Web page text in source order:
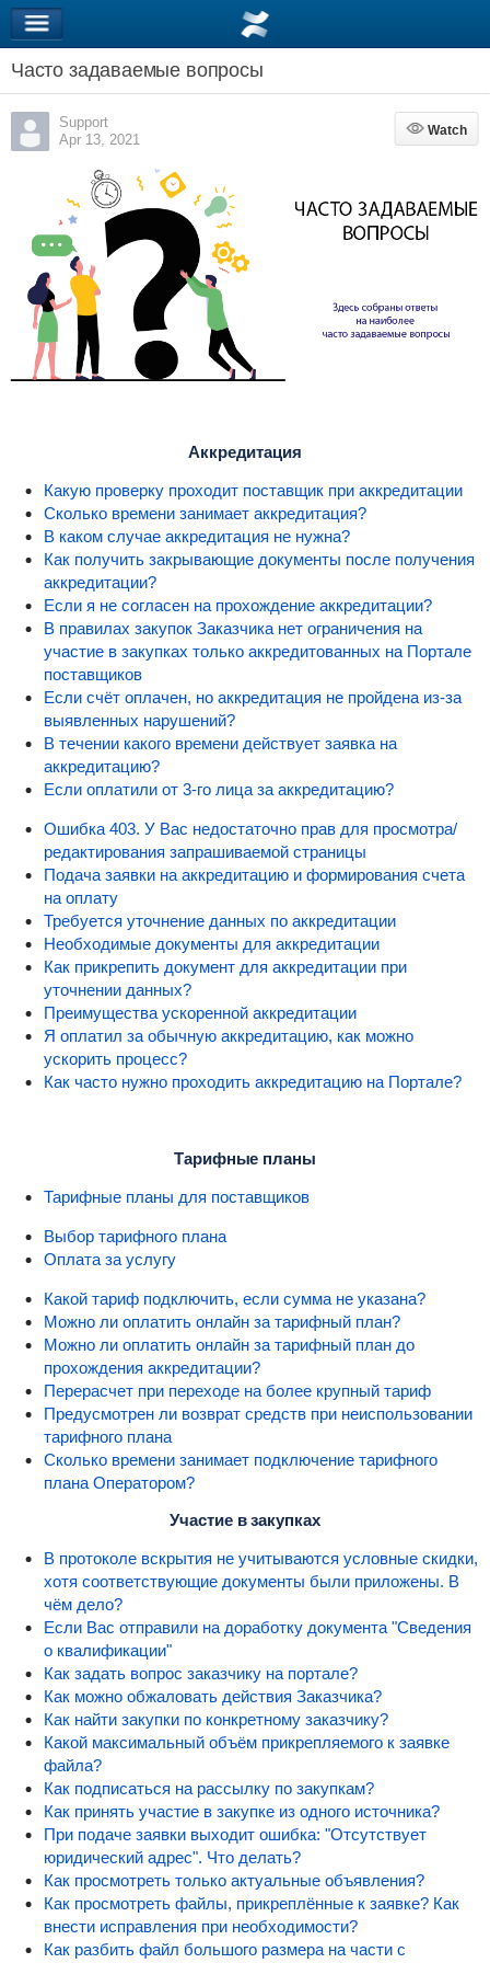
Часто задаваемые вопросы
Support
Apr 13, 2021
Watch
Watch
Аккредитация
Какую проверку проходит поставщик при аккредитации
Сколько времени занимает аккредитация?
В каком случае аккредитация не нужна?
Как получить закрывающие документы после получения
аккредитации?
Если я не согласен на прохождение аккредитации?
В правилах закупок Заказчика нет ограничения на
участие в закупках только аккредитованных на Портале
поставщиков
Если счёт оплачен, но аккредитация не пройдена из-за
выявленных нарушений?
В течении какого времени действует заявка на
аккредитацию?
Если оплатили от 3-го лица за аккредитацию?
Ошибка 403. У Вас недостаточно прав для просмотра/
редактирования запрашиваемой страницы
Подача заявки на аккредитацию и формирования счета
на оплату
Требуется уточнение данных по аккредитации
Необходимые документы для аккредитации
Как прикрепить документ для аккредитации при
уточнении данных?
Преимущества ускоренной аккредитации
Я оплатил за обычную аккредитацию, как можно
ускорить процесс?
Как часто нужно проходить аккредитацию на Портале?
Тарифные планы
Тарифные планы для поставщиков
Выбор тарифного плана
Оплата за услугу
Какой тариф подключить, если сумма не указана?
Можно ли оплатить онлайн за тарифный план?
Можно ли оплатить онлайн за тарифный план до
прохождения аккредитации?
Перерасчет при переходе на более крупный тариф
Предусмотрен ли возврат средств при неиспользовании
тарифного плана
Сколько времени занимает подключение тарифного
плана Оператором?
Участие в закупках
В протоколе вскрытия не учитываются условные скидки,
хотя соответствующие документы были приложены. В
чём дело?
Если Вас отправили на доработку документа "Сведения
о квалификации"
Как задать вопрос заказчику на портале?
Как можно обжаловать действия Заказчика?
Как найти закупки по конкретному заказчику?
Какой максимальный объём прикрепляемого к заявке
файла?
Как подписаться на рассылку по закупкам?
Как принять участие в закупке из одного источника?
При подаче заявки выходит ошибка: "Отсутствует
юридический адрес". Что делать?
Как просмотреть только актуальные объявления?
Как просмотреть файлы, прикреплённые к заявке? Как
внести исправления при необходимости?
Как разбить файл большого размера на части с